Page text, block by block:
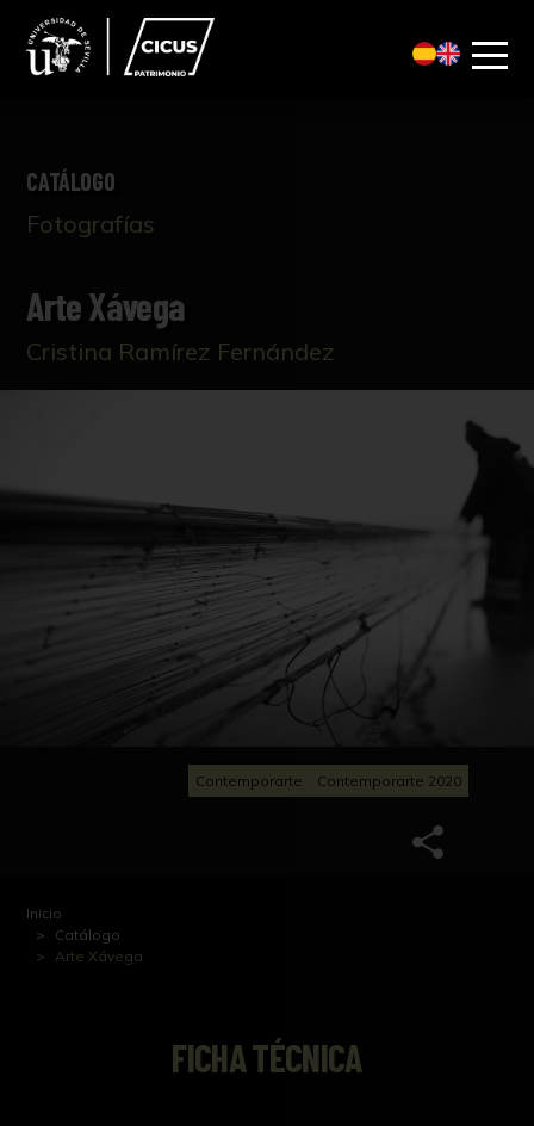
CATÁLOGO
Fotografías
Arte Xávega
Cristina Ramírez Fernández
Contemporarte Contemporarte 2020
Inicio
Catálogo
Arte Xávega
FICHA TÉCNICA